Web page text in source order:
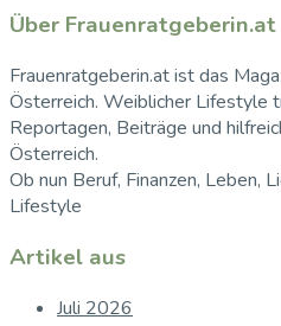
Über Frauenratgeberin.at
Frauenratgeberin.at ist das
Österreich. Weiblicher Lifestyle
Reportagen, Beiträge und
Österreich.
Ob nun Beruf, Finanzen, Leben,
Lifestyle
Artikel aus
Juli 2026